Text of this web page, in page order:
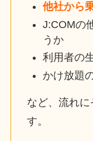
他社から
J:COMの
うか
利用者の
かけ放題
など、流れ
す。